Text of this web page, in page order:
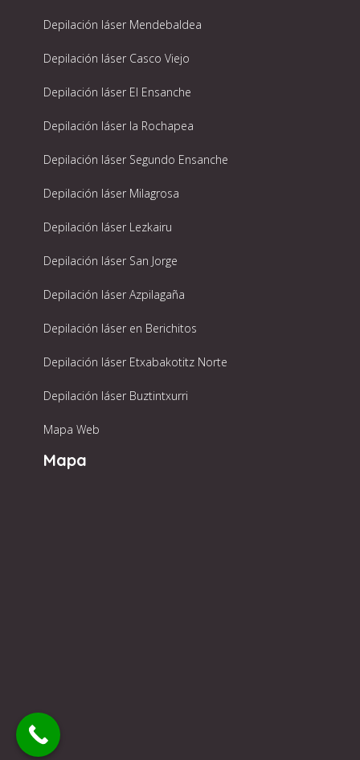
Depilación láser Mendebaldea
Depilación láser Casco Viejo
Depilación láser El Ensanche
Depilación láser la Rochapea
Depilación láser Segundo Ensanche
Depilación láser Milagrosa
Depilación láser Lezkairu
Depilación láser San Jorge
Depilación láser Azpilagaña
Depilación láser en Berichitos
Depilación láser Etxabakotitz Norte
Depilación láser Buztintxurri
Mapa Web
Mapa